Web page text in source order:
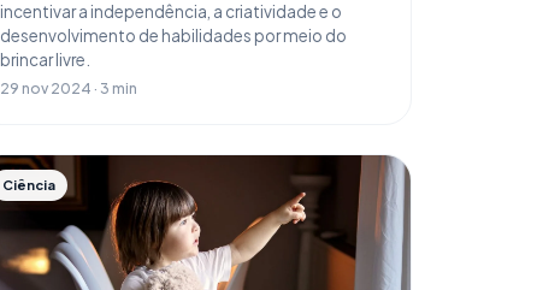
incentivar a independência, a criatividade e o
desenvolvimento de habilidades por meio do
brincar livre.
29 nov 2024 · 3 min
Ciência